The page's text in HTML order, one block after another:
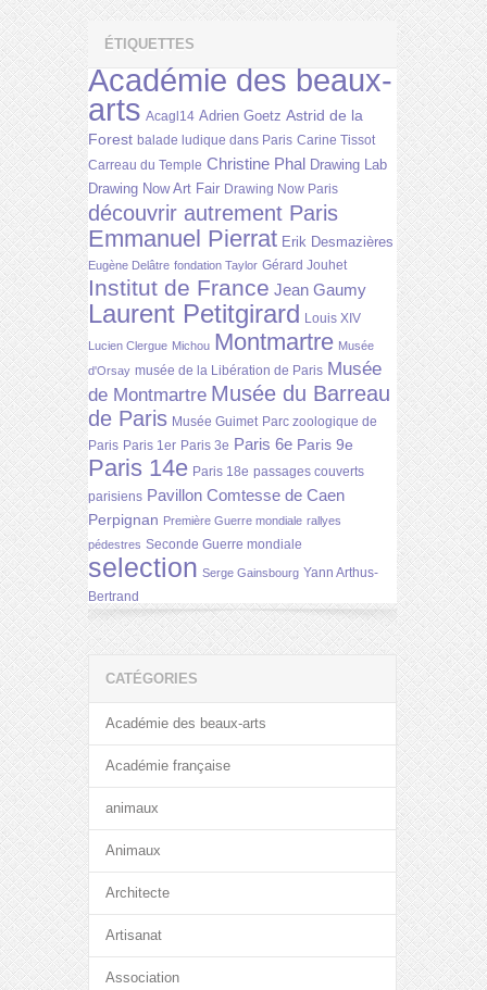
ÉTIQUETTES
Académie des beaux-
arts Acagl14 Adrien Goetz Astrid de la
Forest balade ludique dans Paris Carine Tissot
Carreau du Temple Christine Phal Drawing Lab
Drawing Now Art Fair Drawing Now Paris
découvrir autrement Paris
Emmanuel Pierrat Erik Desmazières
Eugène Delâtre fondation Taylor Gérard Jouhet
Institut de France Jean Gaumy
Laurent Petitgirard Louis XIV
Lucien Clergue Michou Montmartre Musée
d'Orsay musée de la Libération de Paris Musée
de Montmartre Musée du Barreau
de Paris Musée Guimet Parc zoologique de
Paris Paris 1er Paris 3e Paris 6e Paris 9e
Paris 14e Paris 18e passages couverts
parisiens Pavillon Comtesse de Caen
Perpignan Première Guerre mondiale rallyes
pédestres Seconde Guerre mondiale
selection Serge Gainsbourg Yann Arthus-
Bertrand
CATÉGORIES
Académie des beaux-arts
Académie française
animaux
Animaux
Architecte
Artisanat
Association